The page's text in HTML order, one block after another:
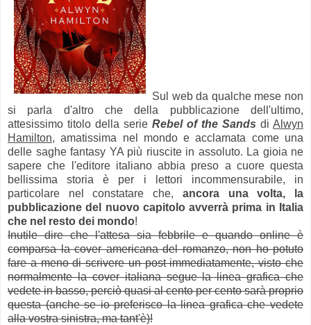
Sul web da qualche mese non
si parla d'altro che della pubblicazione dell'ultimo,
attesissimo titolo della serie Rebel of the Sands di Alwyn
Hamilton, amatissima nel mondo e acclamata come una
delle saghe fantasy YA più riuscite in assoluto. La gioia ne
sapere che l'editore italiano abbia preso a cuore questa
bellissima storia è per i lettori incommensurabile, in
particolare nel constatare che, ancora una volta, la
pubblicazione del nuovo capitolo avverrà prima in Italia
che nel resto dei mondo!
Inutile dire che l'attesa sia febbrile e quando online è
comparsa la cover americana del romanzo, non ho potuto
fare a meno di scrivere un post immediatamente, visto che
normalmente la cover italiana segue la linea grafica che
vedete in basso, perciò quasi al cento per cento sarà proprio
questa (anche se io preferisco la linea grafica che vedete
alla vostra sinistra, ma tant'è)!